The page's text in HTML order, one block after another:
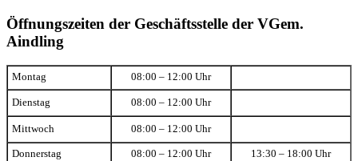
Öffnungszeiten der Geschäftsstelle der VGem.
Aindling
Montag 08:00 – 12:00 Uhr
Dienstag 08:00 – 12:00 Uhr
Mittwoch 08:00 – 12:00 Uhr
Donnerstag 08:00 – 12:00 Uhr 13:30 – 18:00 Uhr